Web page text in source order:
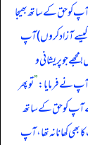
کو حق کے ساتھ بھیجا
آزاد کروں) آپ
جو پریشانی و
نے فرمایا:”تو پھر
کو حق کے ساتھ
کھانا نہ تھا، آپ